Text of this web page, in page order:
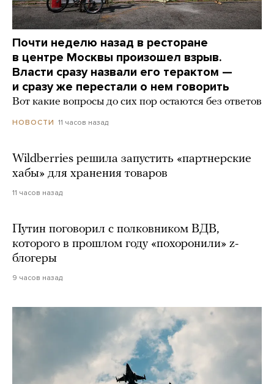
Почти неделю назад в ресторане
в центре Москвы произошел взрыв.
Власти сразу назвали его терактом —
и сразу же перестали о нем говорить
Вот какие вопросы до сих пор остаются без ответов
НОВОСТИ 11 часов назад
Wildberries решила запустить «партнерские
хабы» для хранения товаров
11 часов назад
Путин поговорил с полковником ВДВ,
которого в прошлом году «похоронили» z-
блогеры
9 часов назад